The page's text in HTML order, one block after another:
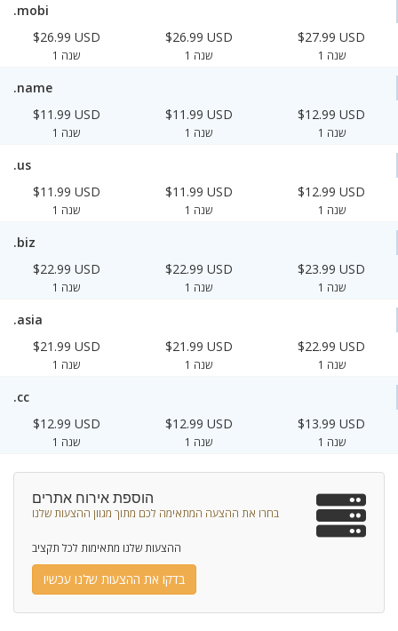
.mobi
$26.99 USD
1 שנה
$26.99 USD
1 שנה
$27.99 USD
1 שנה
.name
$11.99 USD
1 שנה
$11.99 USD
1 שנה
$12.99 USD
1 שנה
.us
$11.99 USD
1 שנה
$11.99 USD
1 שנה
$12.99 USD
1 שנה
.biz
$22.99 USD
1 שנה
$22.99 USD
1 שנה
$23.99 USD
1 שנה
.asia
$21.99 USD
1 שנה
$21.99 USD
1 שנה
$22.99 USD
1 שנה
.cc
$12.99 USD
1 שנה
$12.99 USD
1 שנה
$13.99 USD
1 שנה
הוספת אירוח אתרים
בחרו את ההצעה המתאימה לכם מתוך מגוון ההצעות שלנו
ההצעות שלנו מתאימות לכל תקציב
בדקו את ההצעות שלנו עכשיו